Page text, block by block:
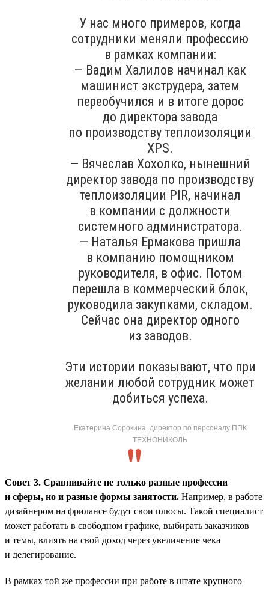
У нас много примеров, когда
сотрудники меняли профессию
в рамках компании:
— Вадим Халилов начинал как
машинист экструдера, затем
переобучился и в итоге дорос
до директора завода
по производству теплоизоляции
XPS.
— Вячеслав Хохолко, нынешний
директор завода по производству
теплоизоляции PIR, начинал
в компании с должности
системного администратора.
— Наталья Ермакова пришла
в компанию помощником
руководителя, в офис. Потом
перешла в коммерческий блок,
руководила закупками, складом.
Сейчас она директор одного
из заводов.
Эти истории показывают, что при
желании любой сотрудник может
добиться успеха.
Екатерина Сорокина, директор по персоналу ППК
ТЕХНОНИКОЛЬ
Совет 3. Сравнивайте не только разные профессии
и сферы, но и разные формы занятости. Например, в работе
дизайнером на фрилансе будут свои плюсы. Такой специалист
может работать в свободном графике, выбирать заказчиков
и темы, влиять на свой доход через увеличение чека
и делегирование.
В рамках той же профессии при работе в штате крупного